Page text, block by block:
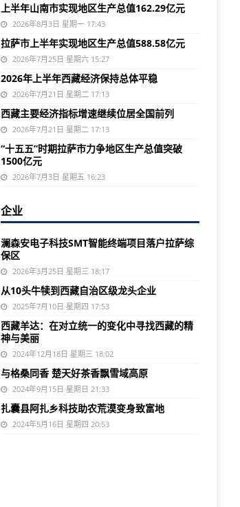
上半年山南市实现地区生产总值162.29亿元
2026年8月3日 星期一 17:43
拉萨市上半年实现地区生产总值588.58亿元
2026年7月25日 星期六 15:27
2026年上半年西藏经济保持总体平稳
2026年7月21日 星期二 17:13
西藏主要经济指标增速继续位居全国前列
2026年7月21日 星期二 17:13
“十五五”时期拉萨市力争地区生产总值突破
1500亿元
2026年7月3日 星期五 16:23
企业
澜森安电子科技SMT智能终端项目落户拉萨综
保区
2026年3月25日 星期三 18:17
从10头牛犊到西藏自治区级龙头企业
2025年7月10日 星期四 17:53
西藏羊达：在对立统一的变化中寻找西藏的精
神与美丽
2024年12月18日 星期三 18:02
与格桑同香 楚天好茶香飘雪域高原
2024年9月15日 星期日 21:33
扎囊县阿扎乡科技助农荒漠变身致富地
2024年5月16日 星期四 20:53